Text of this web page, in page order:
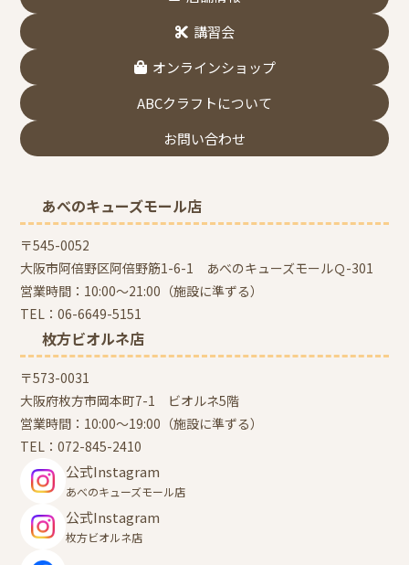
講習会
オンラインショップ
ABCクラフトについて
お問い合わせ
あべのキューズモール店
〒545-0052
大阪市阿倍野区阿倍野筋1-6-1 あべのキューズモールＱ-301
営業時間：10:00～21:00（施設に準ずる）
TEL：06-6649-5151
枚方ビオルネ店
〒573-0031
大阪府枚方市岡本町7-1 ビオルネ5階
営業時間：10:00～19:00（施設に準ずる）
TEL：072-845-2410
公式Instagram
あべのキューズモール店
公式Instagram
枚方ビオルネ店